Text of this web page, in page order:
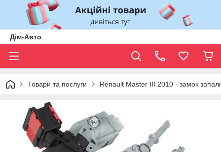
Дім-Авто
Товари та послуги Renault Master III 2010 - замок